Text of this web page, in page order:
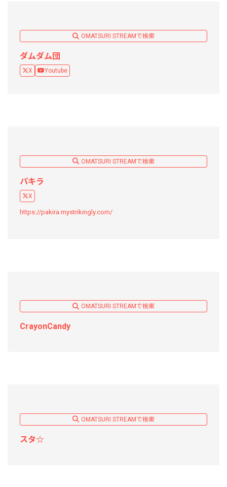
OMATSURI STREAMで検索
ダムダム団
X Youtube
OMATSURI STREAMで検索
パキラ
X
https://pakira.mystrikingly.com/
OMATSURI STREAMで検索
CrayonCandy
OMATSURI STREAMで検索
スタ☆